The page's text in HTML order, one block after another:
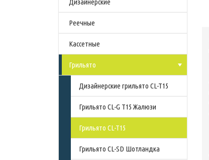
Дизайнерские
Скандинавский «C» дизайн
Мульти-панель
Голандский «V» дизайн
Канадский «L» дизайн
Реечные
Немецкий «H» дизайн
Французкий «S» дизайн
Кассетные
Закрытая система
Открытая система
Грильято
Дизайнерские грильято CL-T15
Грильято CL-G T15 Жалюзи
Грильято CL-T15
Грильято CL-SD Шотландка